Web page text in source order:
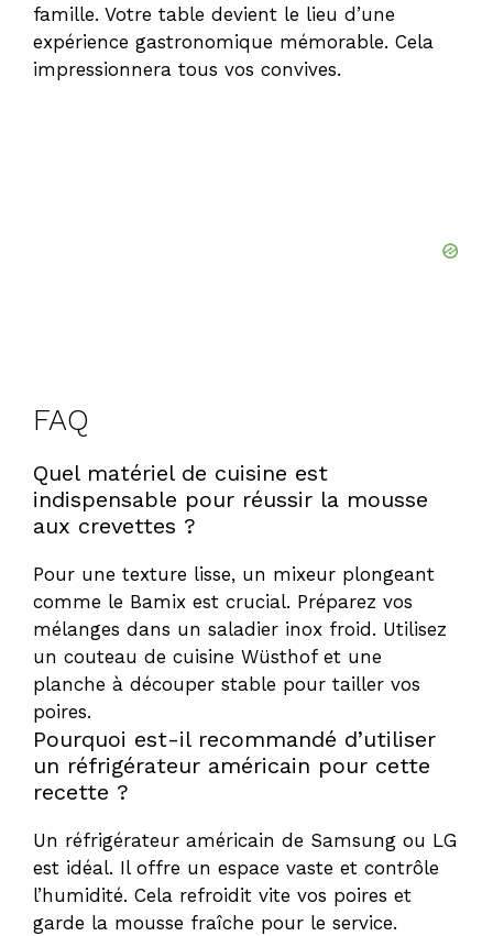
famille. Votre table devient le lieu d’une
expérience gastronomique mémorable. Cela
impressionnera tous vos convives.
FAQ
Quel matériel de cuisine est
indispensable pour réussir la mousse
aux crevettes ?
Pour une texture lisse, un mixeur plongeant
comme le Bamix est crucial. Préparez vos
mélanges dans un saladier inox froid. Utilisez
un couteau de cuisine Wüsthof et une
planche à découper stable pour tailler vos
poires.
Pourquoi est-il recommandé d’utiliser
un réfrigérateur américain pour cette
recette ?
Un réfrigérateur américain de Samsung ou LG
est idéal. Il offre un espace vaste et contrôle
l’humidité. Cela refroidit vite vos poires et
garde la mousse fraîche pour le service.